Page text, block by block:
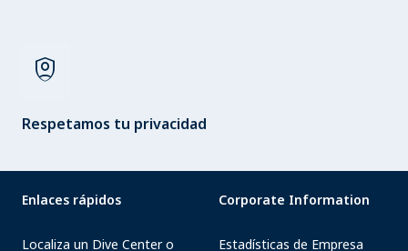
shield_person
Respetamos tu privacidad
Enlaces rápidos
Localiza un Dive Center o
Corporate Information
Estadísticas de Empresa